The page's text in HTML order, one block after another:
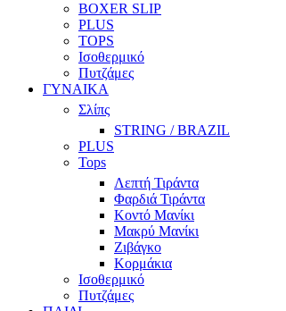
BOXER SLIP
PLUS
TOPS
Ισοθερμικό
Πυτζάμες
ΓΥΝΑΙΚΑ
Σλίπς
STRING / BRAZIL
PLUS
Tops
Λεπτή Τιράντα
Φαρδιά Τιράντα
Κοντό Μανίκι
Μακρύ Μανίκι
Ζιβάγκο
Κορμάκια
Ισοθερμικό
Πυτζάμες